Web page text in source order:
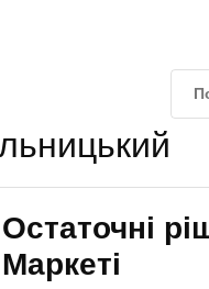
Остаточні
Маркеті